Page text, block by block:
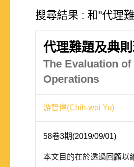
搜尋結果 : 和"代理
代理難題及典
The Evaluation
Operations
游智偉(Chih-wei Yu)
58卷3期(2019/09/01)
本文目的在於透過回顧以